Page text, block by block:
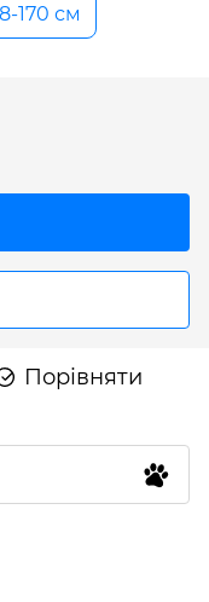
170 см
Порівняти